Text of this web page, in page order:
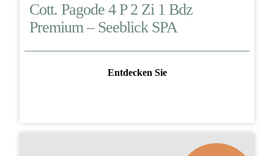
Cott. Pagode 4 P 2 Zi 1 Bdz
Premium – Seeblick SPA
Entdecken Sie